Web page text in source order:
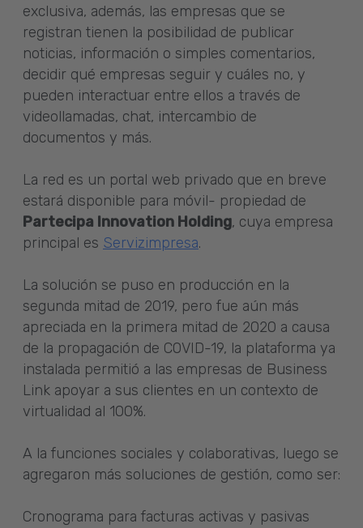
exclusiva, además, las empresas que se
registran tienen la posibilidad de publicar
noticias, información o simples comentarios,
decidir qué empresas seguir y cuáles no, y
pueden interactuar entre ellos a través de
videollamadas, chat, intercambio de
documentos y más.
La red es un portal web privado que en breve
estará disponible para móvil- propiedad de
Partecipa Innovation Holding, cuya empresa
principal es Servizimpresa.
La solución se puso en producción en la
segunda mitad de 2019, pero fue aún más
apreciada en la primera mitad de 2020 a causa
de la propagación de COVID-19, la plataforma ya
instalada permitió a las empresas de Business
Link apoyar a sus clientes en un contexto de
virtualidad al 100%.
A la funciones sociales y colaborativas, luego se
agregaron más soluciones de gestión, como ser:
Cronograma para facturas activas y pasivas